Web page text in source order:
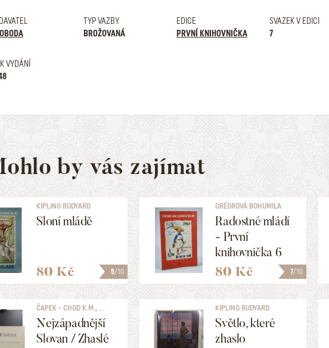
TYP VAZBY
BROŽOVANÁ
EDICE
PRVNÍ KNIHOVNIČKA
SVAZEK V EDICI
7
VYDÁNÍ
by vás zajímat
5/10
KIPLING RUDYARD
Sloní mládě
80 Kč 7/10
GRÉGROVÁ BOHUMILA
Radostné mládí
- První
knihovnička 6
80 Kč
ČAPEK - CHOD K.M., ...
Nejzápadnější
Slovan / Zhaslé
KIPLING RUDYARD
Světlo, které
zhaslo